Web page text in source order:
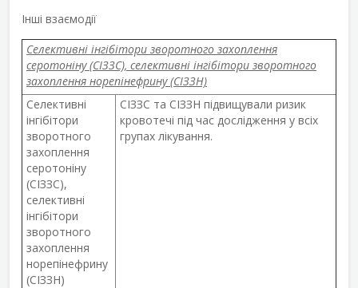
Інші взаємодії
Селективні інгібітори зворотного захоплення
серотоніну (СІЗЗС), селективні інгібітори зворотного
захоплення норепінефрину (СІЗЗН)
Селективні
інгібітори
зворотного
захоплення
серотоніну
(СІЗЗС),
селективні
інгібітори
зворотного
захоплення
норепінефрину
(СІЗЗН)
СІЗЗС та СІЗЗН підвищували ризик
кровотечі під час дослідження у всіх
групах лікування.